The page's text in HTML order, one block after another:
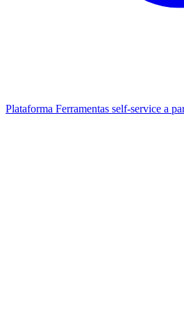
Plataforma Ferramentas self-service a